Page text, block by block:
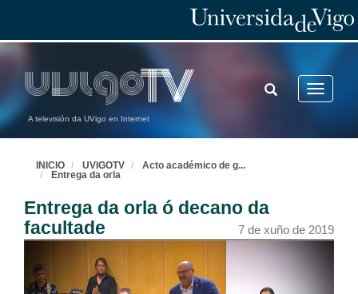
A televisión da UVigo en Internet
Toggle
TOGGLE
SEARCH
INICIO UVIGOTV Acto académico de g...
Entrega da orla
Entrega da orla ó decano da
facultade
7 de xuño de 2019